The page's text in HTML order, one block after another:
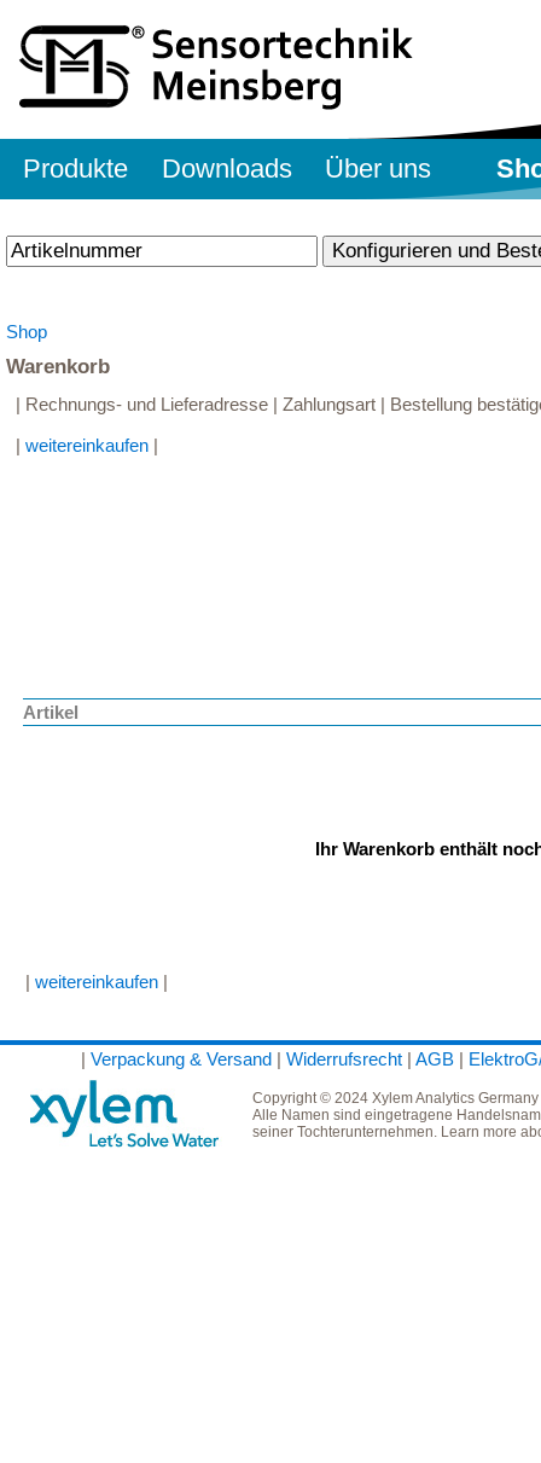
Produkte Downloads Über uns
Shop
Warenkorb
| Rechnungs- und Lieferadresse | Zahlungsart | Bestellung
| weitereinkaufen |
Artikel
Ihr Warenkorb enthält
| weitereinkaufen|
| Verpackung & Versand| Widerrufsrecht| AGB|
Copyright © 2024 Xylem Analytics
Alle Namen sind eingetragene
seiner Tochterunternehmen. Learn more